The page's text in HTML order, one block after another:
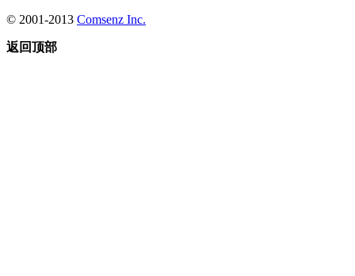
© 2001-2013 Comsenz Inc.
返回顶部